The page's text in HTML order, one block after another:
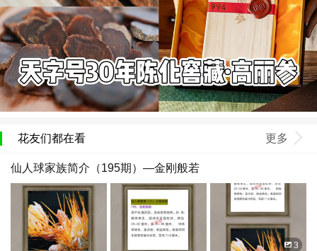
花友们都在看 更多
仙人球家族简介（195期）—金刚般若
3